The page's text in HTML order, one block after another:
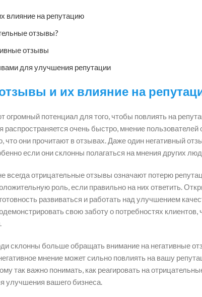
влияние на репутацию
отзывы?
отзывы
для улучшения репутации
и их влияние на
потенциал для того, чтобы повлиять на
распространяется очень быстро, мнение
что они прочитают в отзывах. Даже один негативный
если они склонны полагаться на мнения других
всегда отрицательные отзывы означают потерю
роль, если правильно на них ответить.
развиваться и работать над улучшением
свою заботу о потребностях
склонны больше обращать внимание на негативные
мнение может сильно повлиять на вашу
так важно понимать, как реагировать на
улучшения вашего бизнеса.